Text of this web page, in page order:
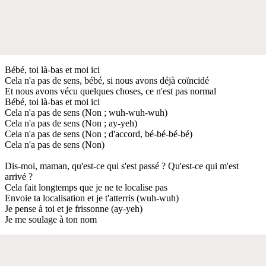
Bébé, toi là-bas et moi ici
Cela n'a pas de sens, bébé, si nous avons déjà coïncidé
Et nous avons vécu quelques choses, ce n'est pas normal
Bébé, toi là-bas et moi ici
Cela n'a pas de sens (Non ; wuh-wuh-wuh)
Cela n'a pas de sens (Non ; ay-yeh)
Cela n'a pas de sens (Non ; d'accord, bé-bé-bé-bé)
Cela n'a pas de sens (Non)
Dis-moi, maman, qu'est-ce qui s'est passé ? Qu'est-ce qui m'est
arrivé ?
Cela fait longtemps que je ne te localise pas
Envoie ta localisation et je t'atterris (wuh-wuh)
Je pense à toi et je frissonne (ay-yeh)
Je me soulage à ton nom